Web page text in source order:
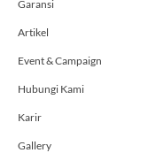
f
Garansi
Artikel
Event & Campaign
Hubungi Kami
Karir
Gallery